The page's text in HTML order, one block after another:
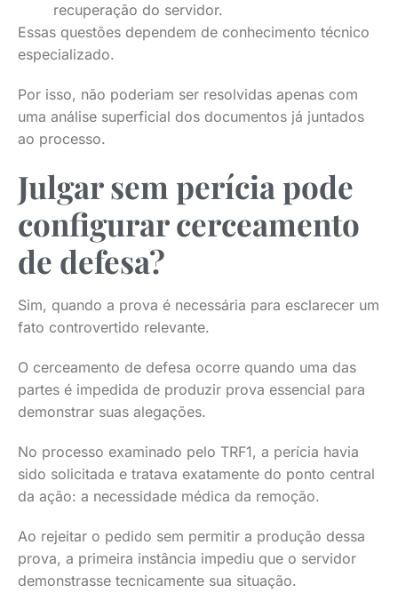
recuperação do servidor.
Essas questões dependem de conhecimento técnico
especializado.
Por isso, não poderiam ser resolvidas apenas com
uma análise superficial dos documentos já juntados
ao processo.
Julgar sem perícia pode
configurar cerceamento
de defesa?
Sim, quando a prova é necessária para esclarecer um
fato controvertido relevante.
O cerceamento de defesa ocorre quando uma das
partes é impedida de produzir prova essencial para
demonstrar suas alegações.
No processo examinado pelo TRF1, a perícia havia
sido solicitada e tratava exatamente do ponto central
da ação: a necessidade médica da remoção.
Ao rejeitar o pedido sem permitir a produção dessa
prova, a primeira instância impediu que o servidor
demonstrasse tecnicamente sua situação.